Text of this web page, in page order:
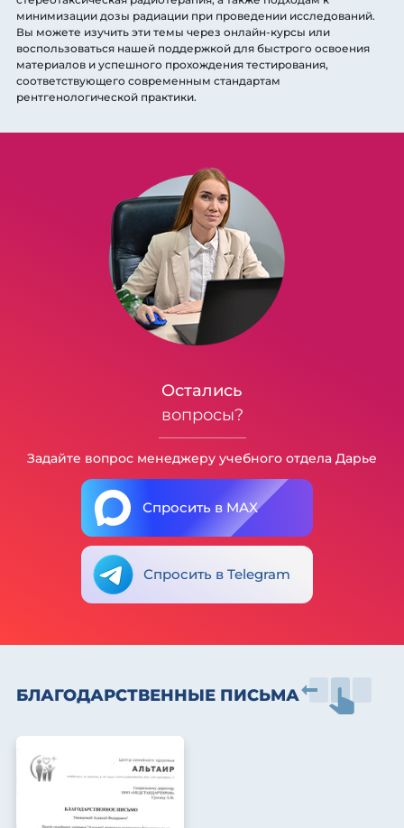
минимизации дозы радиации при проведении исследований.
Вы можете изучить эти темы через онлайн-курсы или
воспользоваться нашей поддержкой для быстрого освоения
материалов и успешного прохождения тестирования,
соответствующего современным стандартам
рентгенологической практики.
Остались
вопросы?
Задайте вопрос менеджеру учебного отдела Дарье
Спросить в MAX
Спросить в Telegram
БЛАГОДАРСТВЕННЫЕ ПИСЬМА